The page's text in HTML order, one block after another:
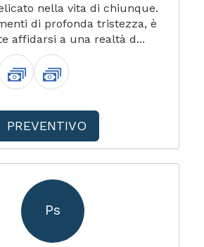
nella vita di chiunque.
di profonda tristezza, è
affidarsi a una realtà d...
PREVENTIVO
Ps